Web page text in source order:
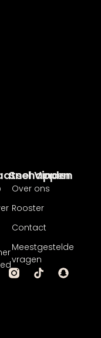
Snel Vinden
Over ons
Rooster
Contact
Meestgestelde
vragen